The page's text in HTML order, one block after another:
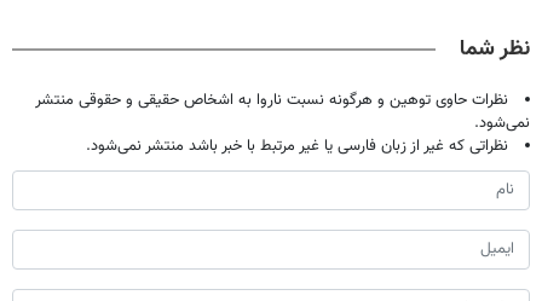
نظر شما
نظرات حاوی توهین و هرگونه نسبت ناروا به اشخاص حقیقی و حقوقی منتشر
نمی‌شود.
نظراتی که غیر از زبان فارسی یا غیر مرتبط با خبر باشد منتشر نمی‌شود.